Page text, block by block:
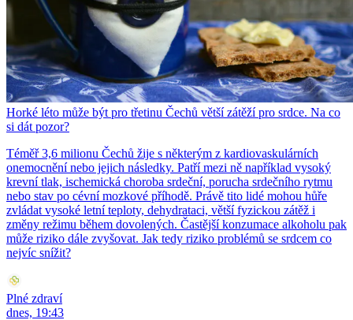
Horké léto může být pro třetinu Čechů větší zátěží pro srdce. Na co
si dát pozor?
Téměř 3,6 milionu Čechů žije s některým z kardiovaskulárních
onemocnění nebo jejich následky. Patří mezi ně například vysoký
krevní tlak, ischemická choroba srdeční, porucha srdečního rytmu
nebo stav po cévní mozkové příhodě. Právě tito lidé mohou hůře
zvládat vysoké letní teploty, dehydrataci, větší fyzickou zátěž i
změny režimu během dovolených. Častější konzumace alkoholu pak
může riziko dále zvyšovat. Jak tedy riziko problémů se srdcem co
nejvíc snížit?
Plné zdraví
dnes, 19:43